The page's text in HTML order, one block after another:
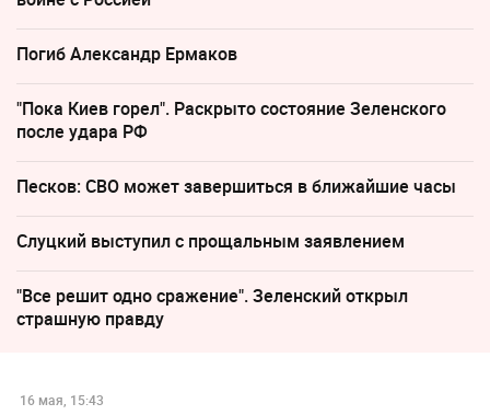
Погиб Александр Ермаков
"Пока Киев горел". Раскрыто состояние Зеленского
после удара РФ
Песков: СВО может завершиться в ближайшие часы
Слуцкий выступил с прощальным заявлением
"Все решит одно сражение". Зеленский открыл
страшную правду
16 мая, 15:43